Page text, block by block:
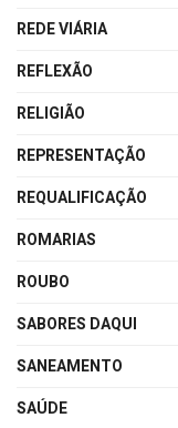
REDE VIÁRIA
REFLEXÃO
RELIGIÃO
REPRESENTAÇÃO
REQUALIFICAÇÃO
ROMARIAS
ROUBO
SABORES DAQUI
SANEAMENTO
SAÚDE